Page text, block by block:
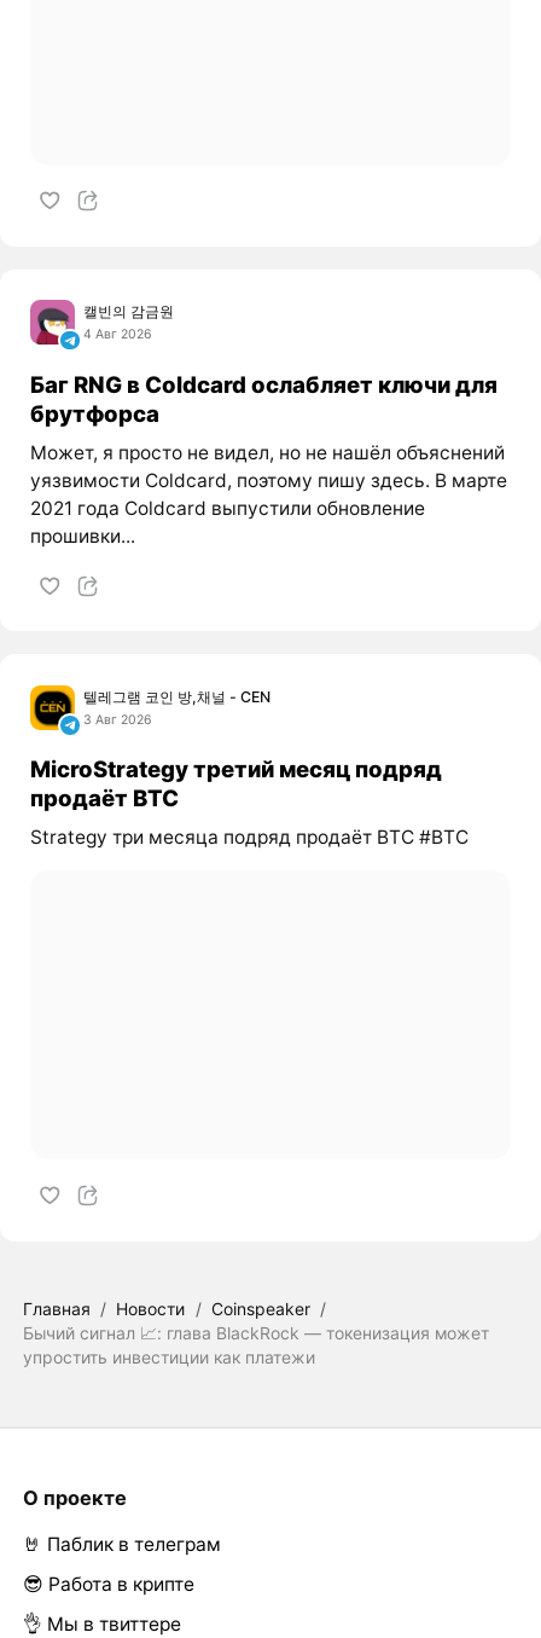
캘빈의 감금원
4 Авг 2026
Баг RNG в Coldcard ослабляет ключи для
брутфорса
Может, я просто не видел, но не нашёл объяснений
уязвимости Coldcard, поэтому пишу здесь. В марте
2021 года Coldcard выпустили обновление
прошивки...
텔레그램 코인 방,채널 - CEN
3 Авг 2026
MicroStrategy третий месяц подряд
продаёт BTC
Strategy три месяца подряд продаёт BTC #BTC
Главная / Новости / Coinspeaker /
Бычий сигнал 📈: глава BlackRock — токенизация может
упростить инвестиции как платежи
О проекте
🤘 Паблик в телеграм
😎 Работа в крипте
👌 Мы в твиттере